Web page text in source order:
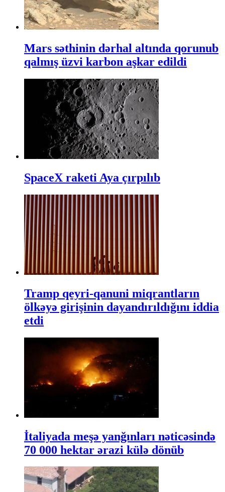
Mars səthinin dərhal altında qorunub
qalmış üzvi karbon aşkar edildi
SpaceX raketi Aya çırpılıb
Tramp qeyri-qanuni miqrantların
ölkəyə girişinin dayandırıldığını iddia
etdi
İtaliyada meşə yanğınları nəticəsində
70 000 hektar ərazi külə dönüb